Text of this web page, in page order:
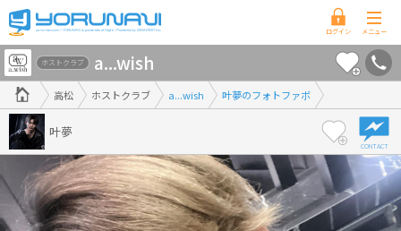
香
川
県
版
高松 ホストクラブ a...wish 叶夢のフォトファボ
ホストクラブ a...wish
叶夢